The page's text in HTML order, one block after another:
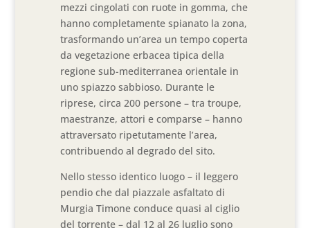
mezzi cingolati con ruote in gomma, che
hanno completamente spianato la zona,
trasformando un’area un tempo coperta
da vegetazione erbacea tipica della
regione sub-mediterranea orientale in
uno spiazzo sabbioso. Durante le
riprese, circa 200 persone – tra troupe,
maestranze, attori e comparse – hanno
attraversato ripetutamente l’area,
contribuendo al degrado del sito.
Nello stesso identico luogo – il leggero
pendio che dal piazzale asfaltato di
Murgia Timone conduce quasi al ciglio
del torrente – dal 12 al 26 luglio sono